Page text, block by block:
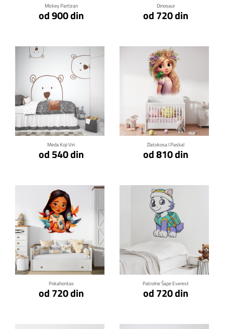
Mickey Partizan
od 900 din
Dinosaur
od 720 din
Meda Koji Viri
od 540 din
Klikni za detalje
Zlatokosa I Paskal
od 810 din
Klikni za detalje
Pokahontas
od 720 din
Klikni za detalje
Patrolne Šape Everest
od 720 din